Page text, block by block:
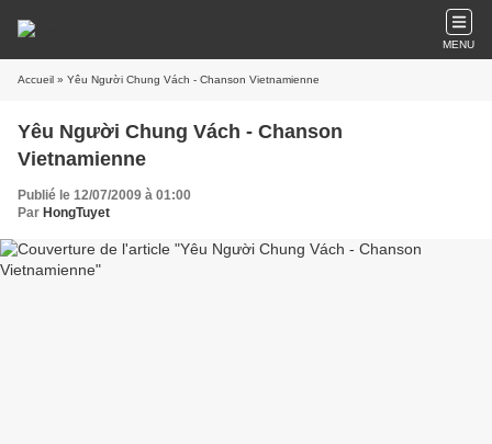
MENU
Accueil » Yêu Người Chung Vách - Chanson Vietnamienne
Yêu Người Chung Vách - Chanson
Vietnamienne
Publié le 12/07/2009 à 01:00
Par HongTuyet